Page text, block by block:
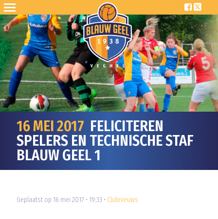
16 MEI 2017 FELICITEREN
SPELERS EN TECHNISCHE STAF
BLAUW GEEL 1
Geplaatst op 16 mei 2017 • 19:33 • Clubnieuws